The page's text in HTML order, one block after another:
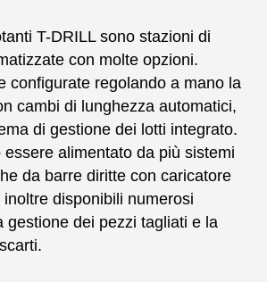
T-DRILL sono stazioni di
con molte opzioni.
configurate regolando a mano la
cambi di lunghezza automatici,
di gestione dei lotti integrato.
essere alimentato da più sistemi
da barre diritte con caricatore
disponibili numerosi
gestione dei pezzi tagliati e la